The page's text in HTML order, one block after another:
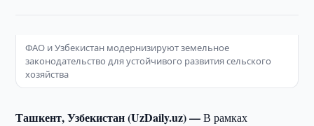
ФАО и Узбекистан модернизируют земельное
законодательство для устойчивого развития сельского
хозяйства
Ташкент, Узбекистан (UzDaily.uz) —В рамках